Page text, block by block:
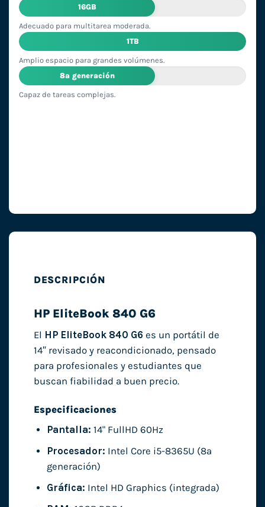
16GB
Adecuado para multitarea moderada.
1TB
Amplio espacio para grandes volúmenes.
8ª generación
Capaz de tareas complejas.
DESCRIPCIÓN
HP EliteBook 840 G6
El HP EliteBook 840 G6 es un portátil de
14″ revisado y reacondicionado, pensado
para profesionales y estudiantes que
buscan fiabilidad a buen precio.
Especificaciones
Pantalla: 14" FullHD 60Hz
Procesador: Intel Core i5-8365U (8ª
generación)
Gráfica: Intel HD Graphics (integrada)